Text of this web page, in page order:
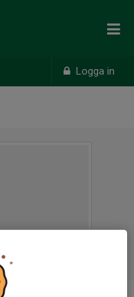
Logga in